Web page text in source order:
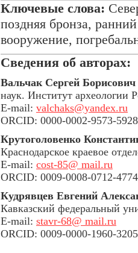
Ключевые слова:
поздняя бронза,
вооружение,
Сведения об авторах:
Вальчак Сергей Борисович
наук. Институт археологии
E-mail: valchaks@yandex.ru
ORCID: 0000-0002-9573-5928
Крутоголовенко
Краснодарское краевое
E-mail: cost-85@ mail.ru
ORCID: 0009-0008-0712-4774
Кудрявцев Евгений
Кавказский федеральный
E-mail: stavr-68@ mail.ru
ORCID: 0009-0000-1960-3205